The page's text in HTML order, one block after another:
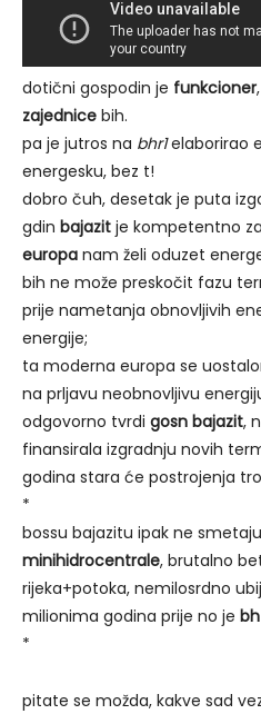
dotični gospodin je funkcioner
zajednice bih.
pa je jutros na bhr1elaborirao
energesku, bez t!
dobro čuh, desetak je puta
gdin bajazit je kompetentno
europa nam želi oduzet
bih ne može preskočit fazu
prije nametanja obnovljivih
energije;
ta moderna europa se
na prljavu neobnovljivu
odgovorno tvrdi gosn bajazit,
finansirala izgradnju novih
godina stara će postrojenja
*
bossu bajazitu ipak ne
minihidrocentrale, brutalno
rijeka+potoka, nemilosrdno
milionima godina prije no je
*
pitate se možda, kakve sad